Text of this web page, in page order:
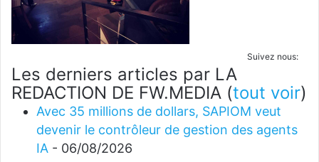
Suivez nous:
Les derniers articles par LA
REDACTION DE FW.MEDIA (tout voir)
Avec 35 millions de dollars, SAPIOM veut
devenir le contrôleur de gestion des agents
IA - 06/08/2026